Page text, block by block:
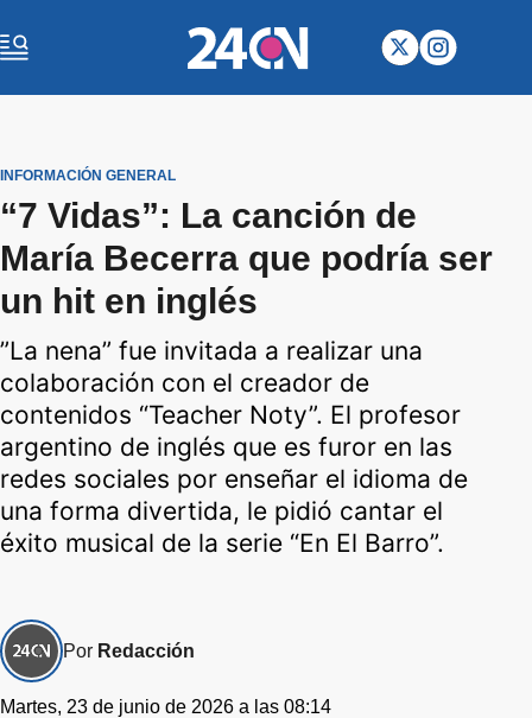
INFORMACIÓN GENERAL
“7 Vidas”: La canción de
María Becerra que podría ser
un hit en inglés
”La nena” fue invitada a realizar una
colaboración con el creador de
contenidos “Teacher Noty”. El profesor
argentino de inglés que es furor en las
redes sociales por enseñar el idioma de
una forma divertida, le pidió cantar el
éxito musical de la serie “En El Barro”.
Por Redacción
Martes, 23 de junio de 2026 a las 08:14